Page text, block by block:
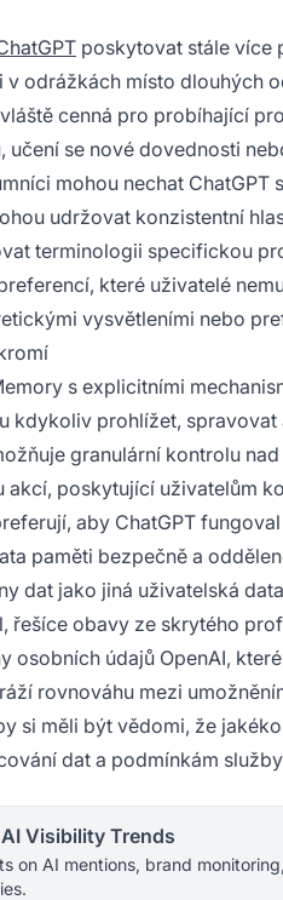
poskytovat stále více
odrážkách místo dlouhých
cenná pro probíhající
učení se nové dovednosti
mohou nechat
udržovat konzistentní
terminologii specifickou
které uživatelé
vysvětleními nebo
s explicitními
kdykoliv prohlížet,
granulární kontrolu
poskytující uživatelům
aby ChatGPT
paměti bezpečně a
dat jako jiná uživatelská
řešíce obavy ze skrytého
osobních údajů OpenAI,
rovnováhu mezi
si měli být vědomi, že
dat a podmínkám
Visibility Trends
on AI mentions, brand